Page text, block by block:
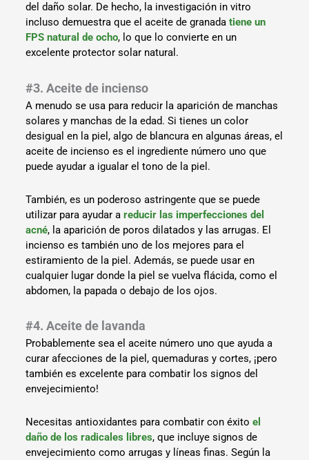
del daño solar. De hecho, la investigación in vitro
incluso demuestra que el aceite de granadatiene un
FPS natural de ocho, lo que lo convierte en un
excelente protector solar natural.
#3. Aceite de incienso
A menudo se usa para reducir la aparición de manchas
solares y manchas de la edad. Si tienes un color
desigual en la piel, algo de blancura en algunas áreas, el
aceite de incienso es el ingrediente número uno que
puede ayudar a igualar el tono de la piel.
También, es un poderoso astringente que se puede
utilizar para ayudar areducir las imperfecciones del
acné, la aparición de poros dilatados y las arrugas. El
incienso es también uno de los mejores para el
estiramiento de la piel. Además, se puede usar en
cualquier lugar donde la piel se vuelva flácida, como el
abdomen, la papada o debajo de los ojos.
#4. Aceite de lavanda
Probablemente sea el aceite número uno que ayuda a
curar afecciones de la piel, quemaduras y cortes, ¡pero
también es excelente para combatir los signos del
envejecimiento!
Necesitas antioxidantes para combatir con éxitoel
daño de los radicales libres, que incluye signos de
envejecimiento como arrugas y líneas finas. Según la